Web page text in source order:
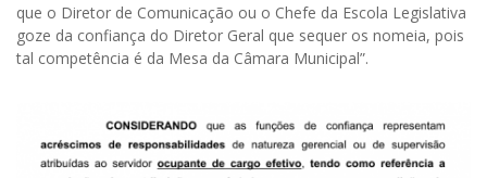
que o Diretor de Comunicação ou o Chefe da Escola Legislativa
goze da confiança do Diretor Geral que sequer os nomeia, pois
tal competência é da Mesa da Câmara Municipal”.